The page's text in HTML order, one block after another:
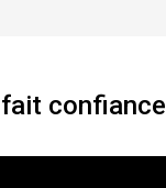
confiance